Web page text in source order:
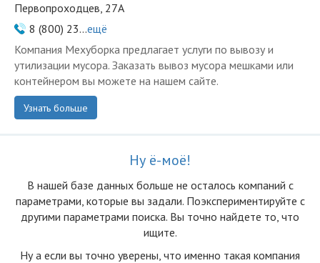
Первопроходцев, 27А
8 (800) 23...ещё
Компания Мехуборка предлагает услуги по вывозу и
утилизации мусора. Заказать вывоз мусора мешками или
контейнером вы можете на нашем сайте.
Узнать больше
Ну ё-моё!
В нашей базе данных больше не осталоcь компаний с
параметрами, которые вы задали. Поэкспериментируйте с
другими параметрами поиска. Вы точно найдете то, что
ищите.
Ну а если вы точно уверены, что именно такая компания